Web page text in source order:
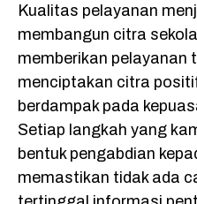
Kualitas pelayanan
membangun citra
memberikan pelayanan
menciptakan citra
berdampak pada
Setiap langkah yang
bentuk pengabdian
memastikan tidak ada